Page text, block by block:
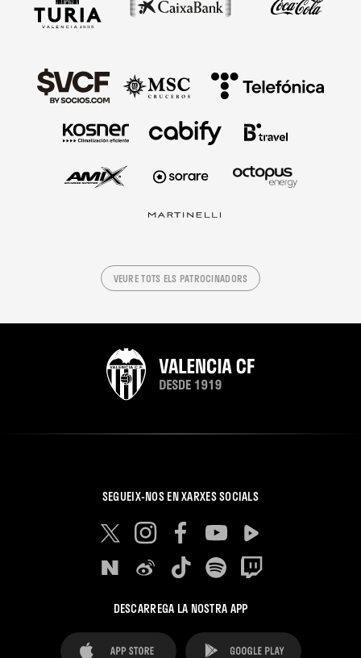
VEURE TOTS ELS PATROCINADORS
SEGUEIX-NOS EN XARXES SOCIALS
DESCARREGA LA NOSTRA APP